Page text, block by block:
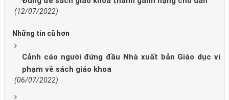
(12/07/2022)
Những tin cũ hơn
Cảnh cáo người đứng đầu Nhà xuất bản Giáo dục vi
phạm về sách giáo khoa
(06/07/2022)